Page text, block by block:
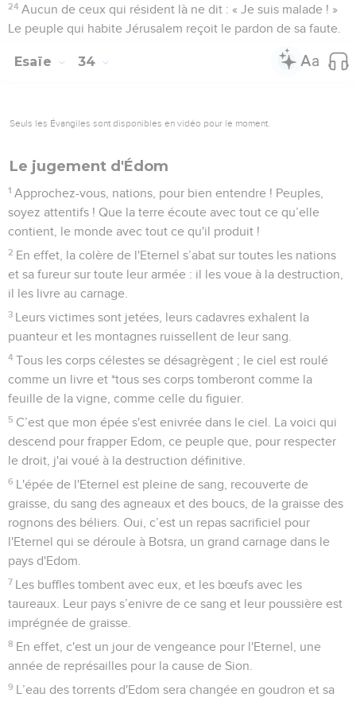
24 Aucun de ceux qui résident là ne dit : « Je suis malade ! »
Le peuple qui habite Jérusalem reçoit le pardon de sa faute.
Esaïe 34
Seuls les Évangiles sont disponibles en vidéo pour le moment.
Le jugement d'Édom
1 Approchez-vous, nations, pour bien entendre ! Peuples,
soyez attentifs ! Que la terre écoute avec tout ce qu’elle
contient, le monde avec tout ce qu'il produit !
2 En effet, la colère de l'Eternel s’abat sur toutes les nations
et sa fureur sur toute leur armée : il les voue à la destruction,
il les livre au carnage.
3 Leurs victimes sont jetées, leurs cadavres exhalent la
puanteur et les montagnes ruissellent de leur sang.
4 Tous les corps célestes se désagrègent ; le ciel est roulé
comme un livre et *tous ses corps tomberont comme la
feuille de la vigne, comme celle du figuier.
5 C’est que mon épée s'est enivrée dans le ciel. La voici qui
descend pour frapper Edom, ce peuple que, pour respecter
le droit, j'ai voué à la destruction définitive.
6 L'épée de l'Eternel est pleine de sang, recouverte de
graisse, du sang des agneaux et des boucs, de la graisse des
rognons des béliers. Oui, c’est un repas sacrificiel pour
l'Eternel qui se déroule à Botsra, un grand carnage dans le
pays d'Edom.
7 Les buffles tombent avec eux, et les bœufs avec les
taureaux. Leur pays s’enivre de ce sang et leur poussière est
imprégnée de graisse.
8 En effet, c'est un jour de vengeance pour l'Eternel, une
année de représailles pour la cause de Sion.
9 L’eau des torrents d'Edom sera changée en goudron et sa